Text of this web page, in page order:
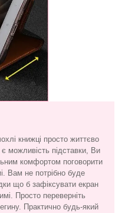
книжці просто життєво
можливість підставки, Ви
комфортом поговорити
Вам не потрібно буде
що б зафіксувати екран
Просто переверніть
Практично будь-який